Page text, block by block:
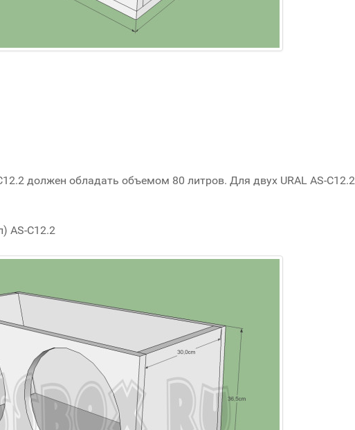
должен обладать объемом 80 литров. Для двух URAL AS-C12.2
AS-C12.2